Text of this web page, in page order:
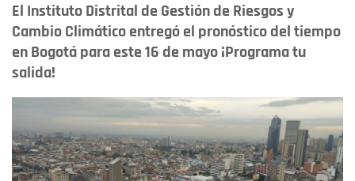
El Instituto Distrital de Gestión de Riesgos y
Cambio Climático entregó el pronóstico del tiempo
en Bogotá para este 16 de mayo ¡Programa tu
salida!